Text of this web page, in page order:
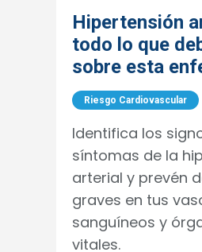
Hipertensión
todo lo que
sobre esta
Riesgo Cardiovascular
Identifica los
síntomas de la
arterial y prevén
graves en tus
sanguíneos y
vitales.